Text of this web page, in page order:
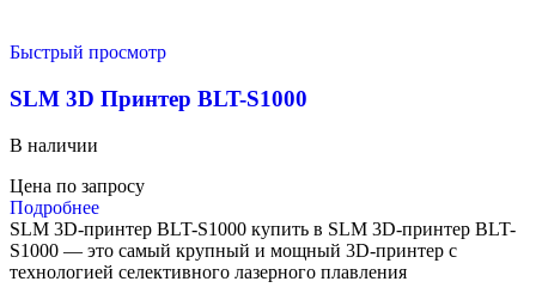
Быстрый просмотр
SLM 3D Принтер BLT-S1000
В наличии
Цена по запросу
Подробнее
SLM 3D-принтер BLT-S1000 купить в SLM 3D-принтер BLT-
S1000 — это самый крупный и мощный 3D-принтер с
технологией селективного лазерного плавления